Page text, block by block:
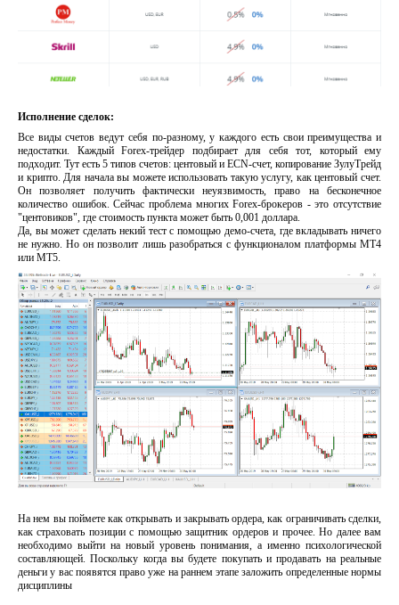
Исполнение сделок:
Все виды счетов ведут себя по-разному, у каждого есть свои преимущества и
недостатки. Каждый Forex-трейдер подбирает для себя тот, который ему
подходит. Тут есть 5 типов счетов: центовый и ECN-счет, копирование ЗулуТрейд
и крипто. Для начала вы можете использовать такую услугу, как центовый счет.
Он позволяет получить фактически неуязвимость, право на бесконечное
количество ошибок. Сейчас проблема многих Forex-брокеров - это отсутствие
"центовиков", где стоимость пункта может быть 0,001 доллара.
Да, вы может сделать некий тест с помощью демо-счета, где вкладывать ничего
не нужно. Но он позволит лишь разобраться с функционалом платформы МТ4
или МТ5.
На нем вы поймете как открывать и закрывать ордера, как ограничивать сделки,
как страховать позиции с помощью защитник ордеров и прочее. Но далее вам
необходимо выйти на новый уровень понимания, а именно психологической
составляющей. Поскольку когда вы будете покупать и продавать на реальные
деньги у вас появятся право уже на раннем этапе заложить определенные нормы
дисциплины